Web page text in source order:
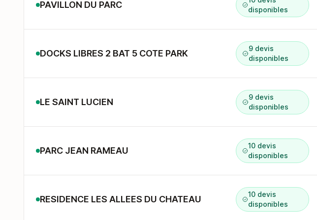
PAVILLON DU PARC
disponibles
DOCKS LIBRES 2 BAT 5 COTE PARK
9 devis
disponibles
LE SAINT LUCIEN
9 devis
disponibles
PARC JEAN RAMEAU
10 devis
disponibles
RESIDENCE LES ALLEES DU CHATEAU
10 devis
disponibles